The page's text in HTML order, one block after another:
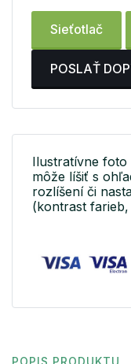
Sieťotlač
POSLAŤ
Ilustratívne
môže líšiť s
rozlíšení či
(kontrast
POPIS PRODUKTU